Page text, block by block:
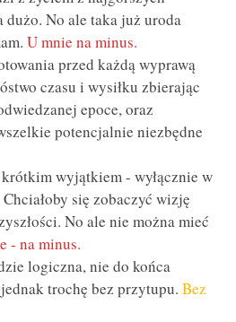
No ale taka już uroda
U mnie na minus.
przed każdą wyprawą
czasu i wysiłku zbierając
epoce, oraz
potencjalnie niezbędne
wyjątkiem - wyłącznie w
Chciałoby się zobaczyć wizję
No ale nie można mieć
- na minus.
logiczna, nie do końca
trochę bez przytupu. Bez